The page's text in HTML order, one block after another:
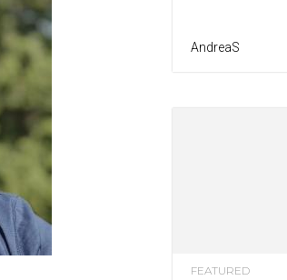
AndreaS
FEATURED